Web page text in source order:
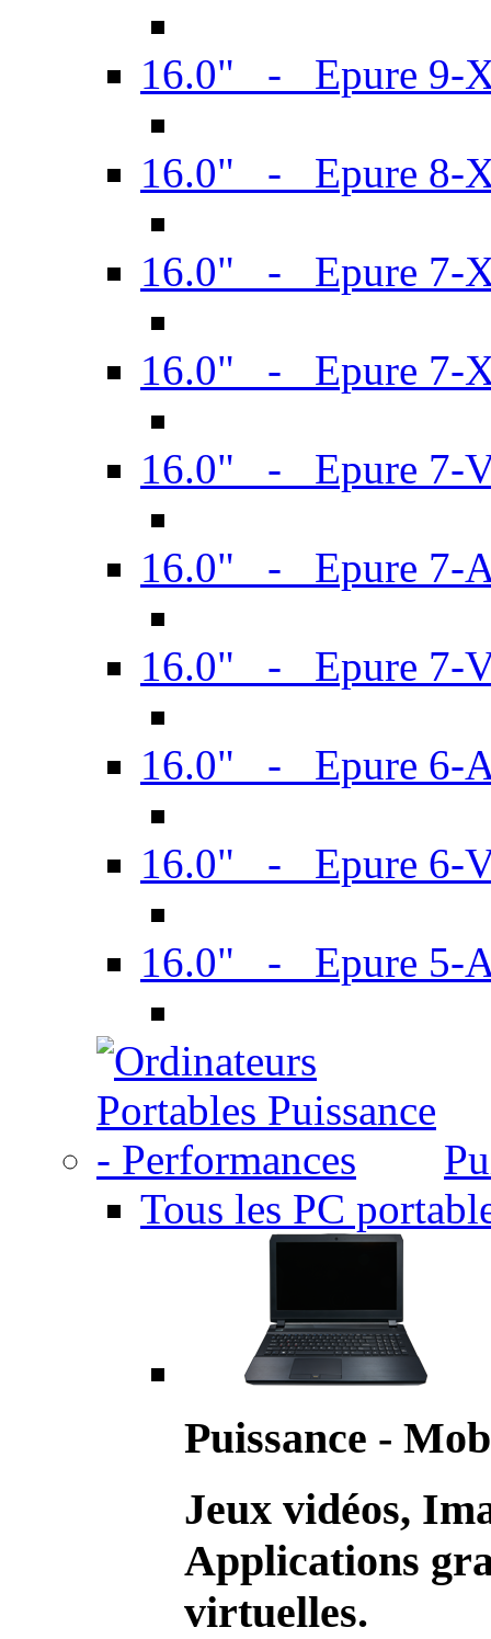
16.0" - Epure 9-
16.0" - Epure 8-
16.0" - Epure 7-
16.0" - Epure 7-
16.0" - Epure 7-
16.0" - Epure 7-
16.0" - Epure 7-
16.0" - Epure 6-
16.0" - Epure 6-
16.0" - Epure 5-
Tous les PC
Puissance -
Jeux vidéos,
Applications
virtuelles.